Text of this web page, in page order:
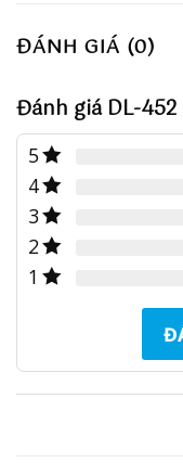
ĐÁNH GIÁ (0)
Đánh giá DL-452
5
4
3
2
1